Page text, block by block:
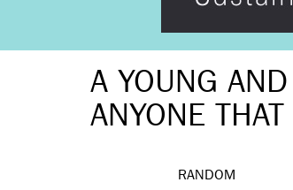
A YOUNG AND
ANYONE THAT
RANDOM